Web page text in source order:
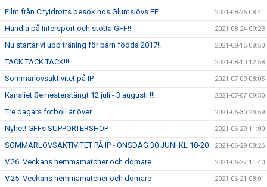
Film från Cityidrotts besök hos Glumslövs FF 2021-08-26 08:41
Handla på Intersport och stötta GFF!! 2021-08-24 09:23
Nu startar vi upp träning för barn födda 2017!! 2021-08-15 08:50
TACK TACK TACK!!! 2021-08-10 12:58
Sommarlovsaktivitet på IP 2021-07-09 08:05
Kansliet Semesterstängt 12 juli - 3 augusti !!! 2021-07-07 09:50
Tre dagars fotboll är över 2021-06-30 23:59
Nyhet! GFFs SUPPORTERSHOP ! 2021-06-29 11:00
SOMMARLOVSAKTIVITET PÅ IP - ONSDAG 30 JUNI KL 18-20 2021-06-29 08:26
V.26: Veckans hemmamatcher och domare 2021-06-27 11:40
V.25: Veckans hemmamatcher och domare 2021-06-21 08:01